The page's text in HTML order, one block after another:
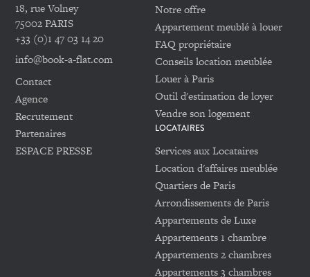
18, rue Volney
75002 PARIS
+33 (0)1 47 03 14 20
info@book-a-flat.com
Contact
Agence
Recrutement
Partenaires
ESPACE PRESSE
Notre offre
Appartement meublé à louer
FAQ propriétaire
Conseils location meublée
Louer à Paris
Outil d'estimation de loyer
Vendre son logement
LOCATAIRES
Services aux Locataires
Location d'affaires meublée
Quartiers de Paris
Arrondissements de Paris
Appartements de Luxe
Appartements 1 chambre
Appartements 2 chambres
Appartements 3 chambres